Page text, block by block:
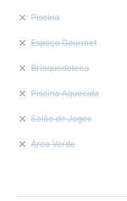
Piscina
Espaço Gourmet
Brinquedoteca
Piscina Aquecida
Salão de Jogos
Área Verde